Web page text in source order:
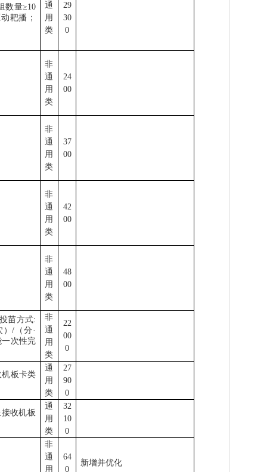
数量≥10
耙播；
通
用
类
29
30
0
非
通
用
类
24
00
非
通
用
类
37
00
非
通
用
类
42
00
非
通
用
类
48
00
投苗方式:
）/ （分·
一次性完
非
通
用
类
22
00
0
板卡类
通
用
类
27
90
0
收机板
通
用
类
32
10
0
非
通
用
64
0
新增并优化